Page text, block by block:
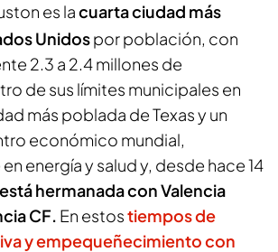
es lacuarta ciudad más
Unidospor población, con
2.3 a 2.4 millones de
de sus límites municipales en
más poblada de Texas y un
económico mundial,
energía y salud y, desde hace 14
está hermanada con Valencia
CF. En estostiempos de
y empequeñecimiento con